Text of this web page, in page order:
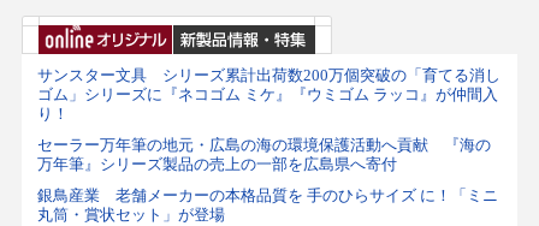
サンスター文具 シリーズ累計出荷数200万個突破の「育てる消し
ゴム」シリーズに『ネコゴム ミケ』『ウミゴム ラッコ』が仲間入
り！
セーラー万年筆の地元・広島の海の環境保護活動へ貢献 『海の
万年筆』シリーズ製品の売上の一部を広島県へ寄付
銀鳥産業 老舗メーカーの本格品質を 手のひらサイズ に！「ミニ
丸筒・賞状セット」が登場